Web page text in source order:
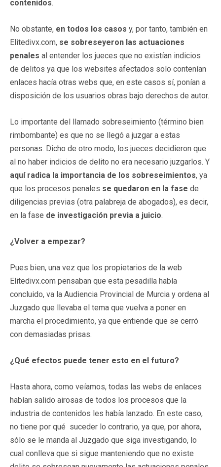
contenidos.
No obstante, en todos los casos y, por tanto, también en
Elitedivx.com, se sobreseyeron las actuaciones
penales al entender los jueces que no existían indicios
de delitos ya que los websites afectados solo contenían
enlaces hacía otras webs que, en este casos sí, ponían a
disposición de los usuarios obras bajo derechos de autor.
Lo importante del llamado sobreseimiento (término bien
rimbombante) es que no se llegó a juzgar a estas
personas. Dicho de otro modo, los jueces decidieron que
al no haber indicios de delito no era necesario juzgarlos. Y
aquí radica la importancia de los sobreseimientos, ya
que los procesos penales se quedaron en la fase de
diligencias previas (otra palabreja de abogados), es decir,
en la fase de investigación previa a juicio.
¿Volver a empezar?
Pues bien, una vez que los propietarios de la web
Elitedivx.com pensaban que esta pesadilla había
concluido, va la Audiencia Provincial de Murcia y ordena al
Juzgado que llevaba el tema que vuelva a poner en
marcha el procedimiento, ya que entiende que se cerró
con demasiadas prisas.
¿Qué efectos puede tener esto en el futuro?
Hasta ahora, como veíamos, todas las webs de enlaces
habían salido airosas de todos los procesos que la
industria de contenidos les había lanzado. En este caso,
no tiene por qué suceder lo contrario, ya que, por ahora,
sólo se le manda al Juzgado que siga investigando, lo
cual conlleva que si sigue manteniendo que no existe